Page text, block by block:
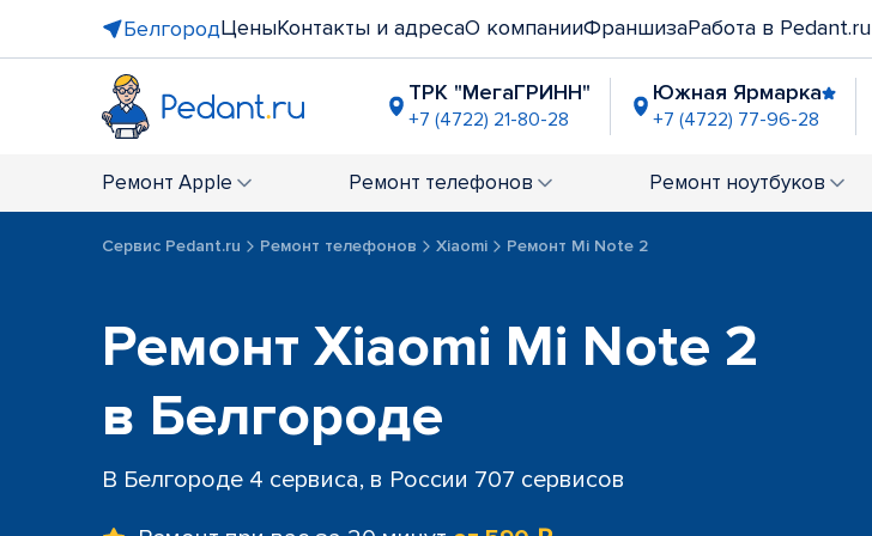
БелгородЦеныКонтакты и адресаО компанииФраншизаРабота в Pedant.ru
ТРК "МегаГРИНН"
+7 (4722) 21-80-28
Южная Ярмарка
+7 (4722) 77-96-28
Ремонт Apple Ремонт телефонов Ремонт ноутбуков
Сервис Pedant.ru Ремонт телефонов Xiaomi Ремонт Mi Note 2
Ремонт Xiaomi Mi Note 2
в Белгороде
В Белгороде 4 сервиса, в России 707 сервисов